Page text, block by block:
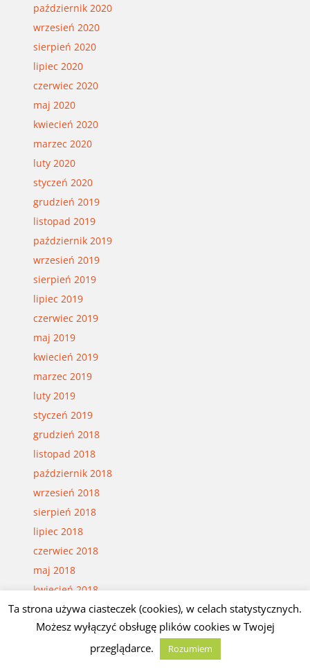
październik 2020
wrzesień 2020
sierpień 2020
lipiec 2020
czerwiec 2020
maj 2020
kwiecień 2020
marzec 2020
luty 2020
styczeń 2020
grudzień 2019
listopad 2019
październik 2019
wrzesień 2019
sierpień 2019
lipiec 2019
czerwiec 2019
maj 2019
kwiecień 2019
marzec 2019
luty 2019
styczeń 2019
grudzień 2018
listopad 2018
październik 2018
wrzesień 2018
sierpień 2018
lipiec 2018
czerwiec 2018
maj 2018
kwiecień 2018
marzec 2018
luty 2018
styczeń 2018
Ta strona używa ciasteczek (cookies), w celach statystycznych.
Możesz wyłączyć obsługę plików cookies w Twojej
przeglądarce.
Rozumiem